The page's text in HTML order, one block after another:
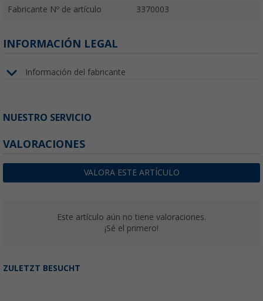
Fabricante Nº de artículo 3370003
INFORMACIÓN LEGAL
Información del fabricante
NUESTRO SERVICIO
VALORACIONES
VALORA ESTE ARTÍCULO
Este artículo aún no tiene valoraciones.
¡Sé el primero!
ZULETZT BESUCHT